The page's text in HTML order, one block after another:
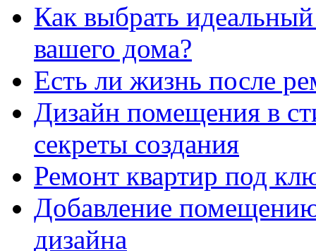
Как выбрать
вашего дома?
Есть ли жизнь после
Дизайн помещения в
секреты создания
Ремонт квартир под
Добавление
дизайна